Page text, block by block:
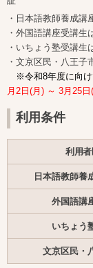
・日本語教師養成講
・外国語講座受講生
・いちょう塾受講生
・文京区民・八王子
※令和8年度に向け
月2日(月) ～ 3月25日
利用条件
利用
日本語教師養
外国語講
いちょう
文京区民・